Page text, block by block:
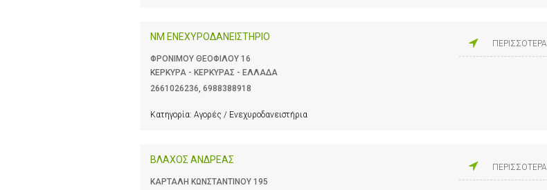
NM ENEXΥΡΟΔΑΝΕΙΣΤΗΡΙΟ
ΦΡΟΝΙΜΟΥ ΘΕΟΦΙΛΟΥ 16
ΚΕΡΚΥΡΑ - ΚΕΡΚΥΡΑΣ - ΕΛΛΑΔΑ
2661026236 6988388918
Κατηγορία: Αγορές / Ενεχυροδανειστήρια
ΠΕΡΙΣΣΟΤΕΡΑ
ΒΛΑΧΟΣ ΑΝΔΡΕΑΣ
ΚΑΡΤΑΛΗ ΚΩΝΣΤΑΝΤΙΝΟΥ 195
ΠΕΡΙΣΣΟΤΕΡΑ